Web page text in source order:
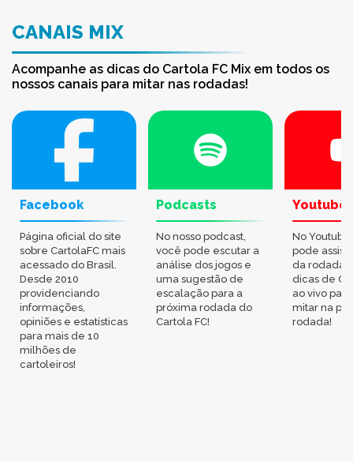
CANAIS MIX
Acompanhe as dicas do Cartola FC Mix em todos os
nossos canais para mitar nas rodadas!
Facebook
Página oficial do site
sobre CartolaFC mais
acessado do Brasil.
Desde 2010
providenciando
informações,
opiniões e estatísticas
para mais de 10
milhões de
cartoleiros!
Podcasts
No nosso podcast,
você pode escutar a
análise dos jogos e
uma sugestão de
escalação para a
próxima rodada do
Cartola FC!
Youtube
No
pode
da rodada,
dicas de
ao vivo
mitar na
rodada!